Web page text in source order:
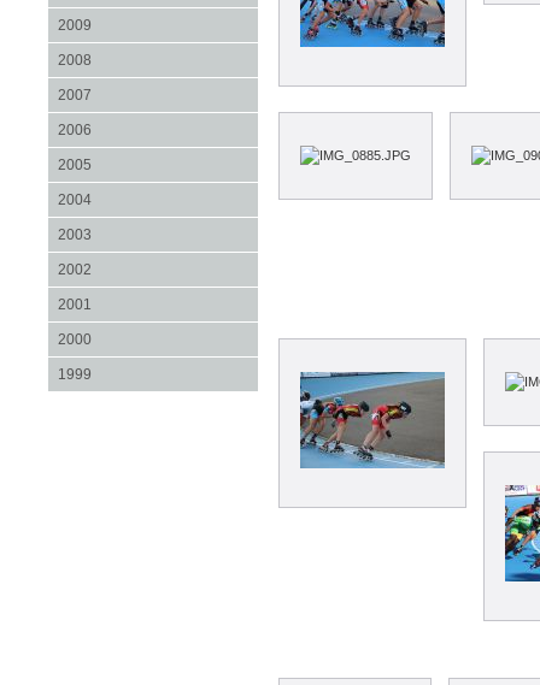
2009
2008
2007
2006
2005
2004
2003
2002
2001
2000
1999